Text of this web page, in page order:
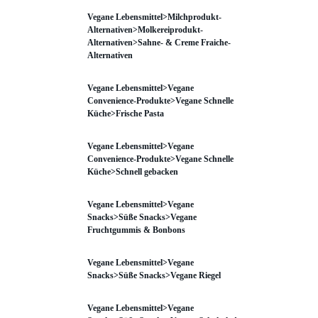
Vegane Lebensmittel>Milchprodukt-
Alternativen>Molkereiprodukt-
Alternativen>Sahne- & Creme Fraiche-
Alternativen
Vegane Lebensmittel>Vegane
Convenience-Produkte>Vegane Schnelle
Küche>Frische Pasta
Vegane Lebensmittel>Vegane
Convenience-Produkte>Vegane Schnelle
Küche>Schnell gebacken
Vegane Lebensmittel>Vegane
Snacks>Süße Snacks>Vegane
Fruchtgummis & Bonbons
Vegane Lebensmittel>Vegane
Snacks>Süße Snacks>Vegane Riegel
Vegane Lebensmittel>Vegane